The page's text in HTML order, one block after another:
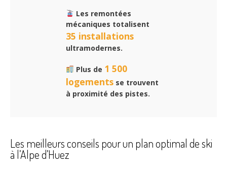
Les remontées
mécaniques totalisent
35 installations
ultramodernes.
Plus de 1 500
logements se trouvent
à proximité des pistes.
Les meilleurs conseils pour un plan optimal de ski
à l’Alpe d’Huez